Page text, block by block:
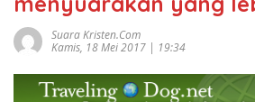
Suara Kristen.com
Kamis, 18 Mei 2017 | 19:34